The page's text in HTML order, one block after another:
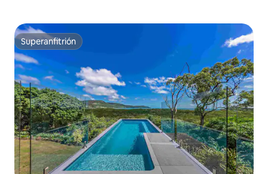
Superanfitrión
Superanfitrión